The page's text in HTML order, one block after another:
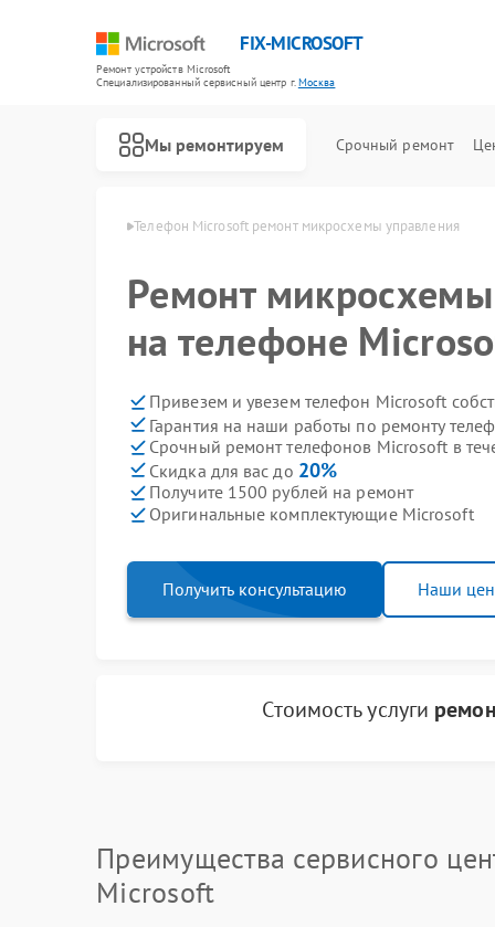
FIX-MICROSOFT
Ремонт устройств Microsoft
Специализированный cервисный центр г.Москва
Мы ремонтируем Срочный ремонт
Microsoft в Москве Телефон Microsoft ремонт микросхемы управления
Ремонт
на телефоне
Привезем и увезем телефон Microsoft
Гарантия на наши работы по ремонту
Срочный ремонт телефонов Microsoft в
Скидка для вас до 20%
Получите 1500 рублей на ремонт
Оригинальные комплектующие Microsoft
Получить консультацию Наши
Стоимость услуги
Преимущества сервисного
Microsoft